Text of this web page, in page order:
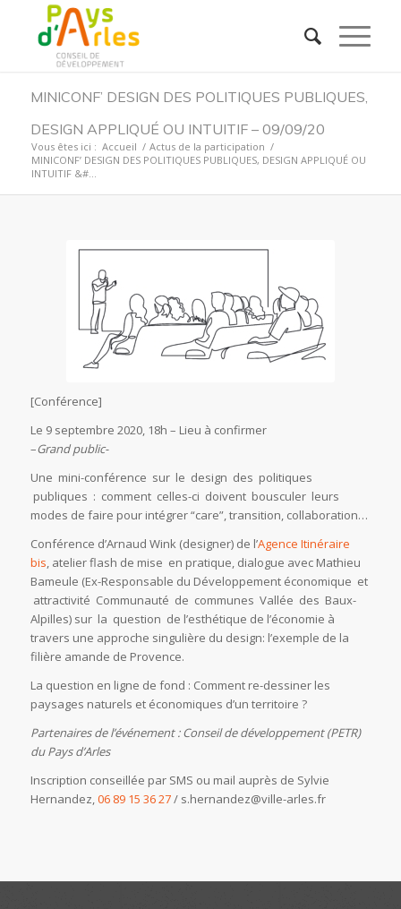
MINICONF’ DESIGN DES POLITIQUES PUBLIQUES,
DESIGN APPLIQUÉ OU INTUITIF – 09/09/20
Vous êtes ici : Accueil / Actus de la participation /
MINICONF’ DESIGN DES POLITIQUES PUBLIQUES, DESIGN APPLIQUÉ OU
INTUITIF &#...
[Conférence]
Le 9 septembre 2020, 18h – Lieu à confirmer
–Grand public-
Une mini-conférence sur le design des politiques
publiques : comment celles-ci doivent bousculer leurs
modes de faire pour intégrer “care”, transition, collaboration…
Conférence d’Arnaud Wink (designer) de l’Agence Itinéraire
bis, atelier flash de mise en pratique, dialogue avec Mathieu
Bameule (Ex-Responsable du Développement économique et
attractivité Communauté de communes Vallée des Baux-
Alpilles) sur la question de l’esthétique de l’économie à
travers une approche singulière du design: l’exemple de la
filière amande de Provence.
La question en ligne de fond : Comment re-dessiner les
paysages naturels et économiques d’un territoire ?
Partenaires de l’événement : Conseil de développement (PETR)
du Pays d’Arles
Inscription conseillée par SMS ou mail auprès de Sylvie
Hernandez,06 89 15 36 27/ s.hernandez@ville-arles.fr